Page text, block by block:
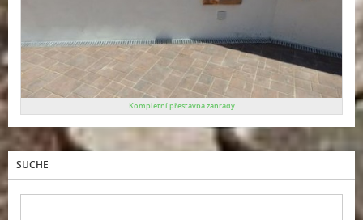
Kompletní přestavba zahrady
SUCHE